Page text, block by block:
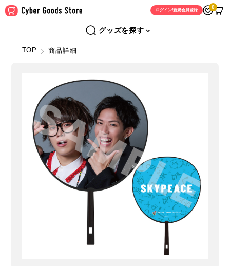
ログイン/新規会員登録
0
グッズを探す
TOP 商品詳細